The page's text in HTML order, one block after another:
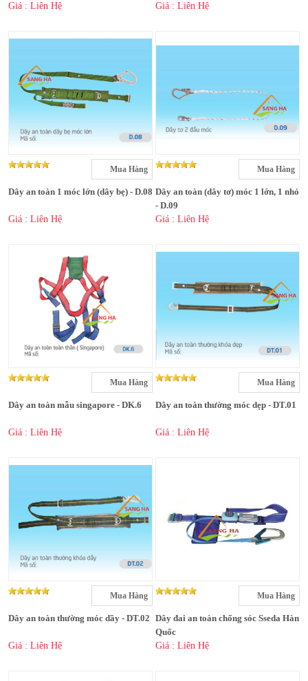
Giá : Liên Hệ
Giá : Liên Hệ
Mua Hàng
Dây an toàn 1 móc lớn (dây bẹ) - D.08
Giá : Liên Hệ
Mua Hàng
Dây an toàn (dây tơ) móc 1 lớn, 1 nhỏ
- D.09
Giá : Liên Hệ
Mua Hàng
Dây an toàn mẫu singapore - DK.6
Giá : Liên Hệ
Mua Hàng
Dây an toàn thường móc dẹp - DT.01
Giá : Liên Hệ
Mua Hàng
Dây an toàn thường móc dầy - DT.02
Giá : Liên Hệ
Mua Hàng
Dây đai an toàn chống sóc Sseda Hàn
Quốc
Giá : Liên Hệ